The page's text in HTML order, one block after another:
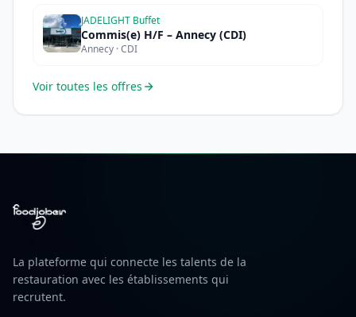
JADELIGHT Buffet
Commis(e) H/F – Annecy (CDI)
Annecy · CDI
Voir toutes les offres
La plateforme qui connecte les talents de la
restauration avec les établissements qui
recrutent.